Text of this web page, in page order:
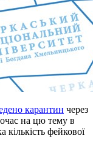
карантин через
на цю тему в
фейкової